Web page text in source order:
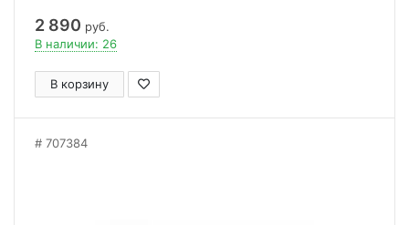
2 890 руб.
В наличии: 26
В корзину
707384